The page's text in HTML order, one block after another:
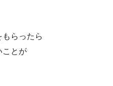
らったら
ことが